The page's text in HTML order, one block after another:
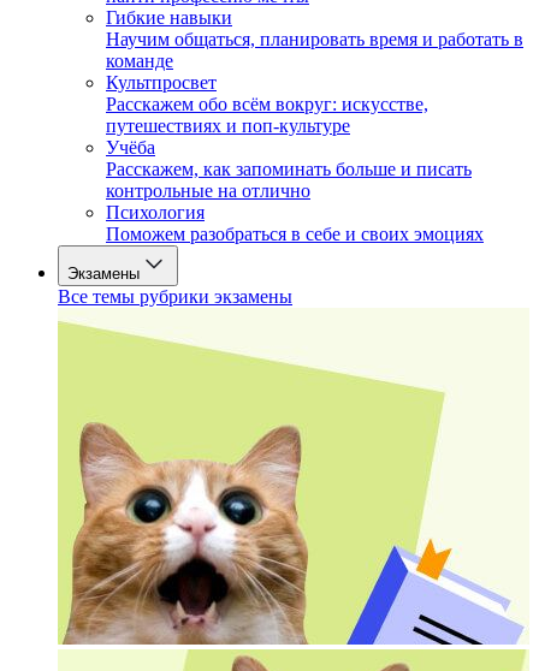
Гибкие навыки
Научим общаться, планировать время и работать в
команде
Культпросвет
Расскажем обо всём вокруг: искусстве,
путешествиях и поп-культуре
Учёба
Расскажем, как запоминать больше и писать
контрольные на отлично
Психология
Поможем разобраться в себе и своих эмоциях
Экзамены
Все темы рубрики экзамены